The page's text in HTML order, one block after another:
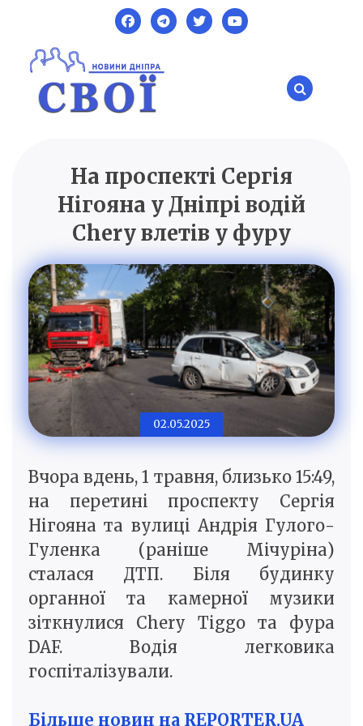
content
SVOI.DP.UA
Новини Дніпра
На проспекті Сергія
Нігояна у Дніпрі водій
Chery влетів у фуру
02.05.2025
Вчора вдень, 1 травня, близько 15:49,
на перетині проспекту Сергія
Нігояна та вулиці Андрія Гулого-
Гуленка (раніше Мічуріна)
сталася ДТП. Біля будинку
органної та камерної музики
зіткнулися Chery Tiggo та фура
DAF. Водія легковика
госпіталізували.
Більше новин на REPORTER.UA